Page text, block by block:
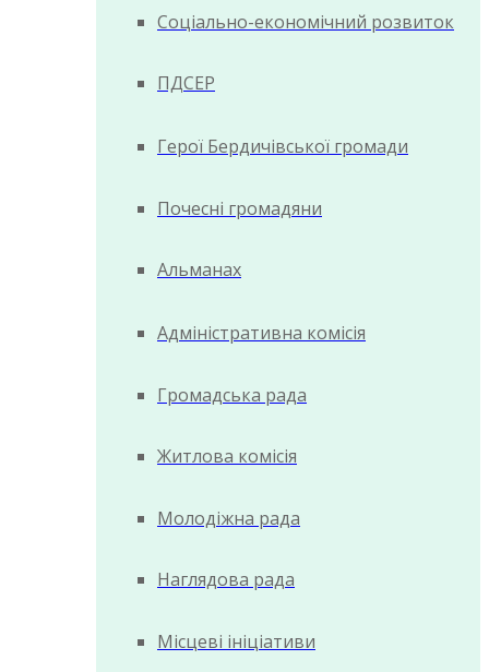
Соціально-економічний розвиток
ПДСЕР
Герої Бердичівської громади
Почесні громадяни
Альманах
Адміністративна комісія
Громадська рада
Житлова комісія
Молодіжна рада
Наглядова рада
Місцеві ініціативи